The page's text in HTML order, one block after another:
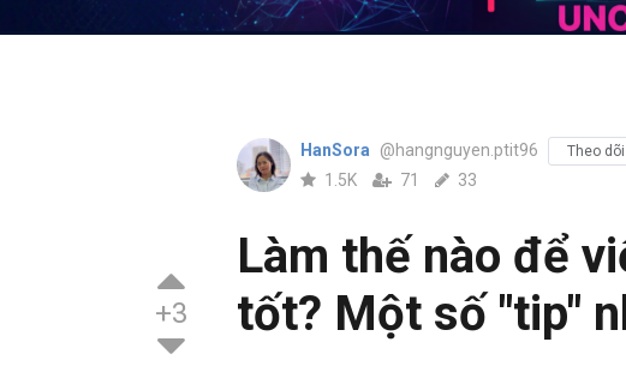
+3
HanSora @hangnguyen.ptit96 Theo dõi
1.5K 71 33
Làm thế nào để
tốt? Một số "tip"